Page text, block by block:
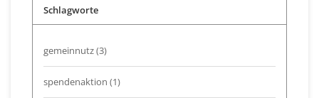
Schlagworte
gemeinnutz(3)
spendenaktion (1)